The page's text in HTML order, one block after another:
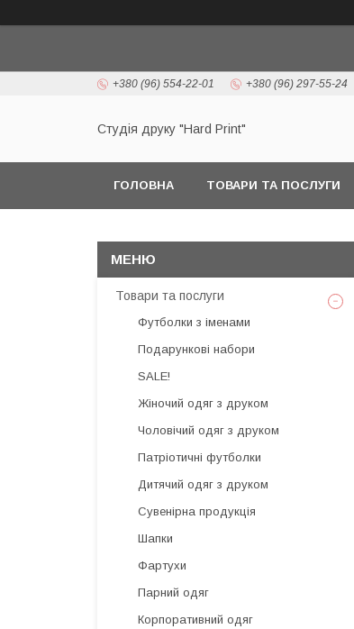
+380 (96) 554-22-01 +380 (96) 297-55-24
Студія друку "Hard Print"
ГОЛОВНА ТОВАРИ ТА ПОСЛУГИ
Товари та послуги
Футболки з іменами
Подарункові набори
SALE!
Жіночий одяг з друком
Чоловічий одяг з друком
Патріотичні футболки
Дитячий одяг з друком
Сувенірна продукція
Шапки
Фартухи
Парний одяг
Корпоративний одяг